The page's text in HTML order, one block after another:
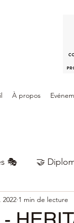
À propos
🎭 🤝
2022 1 min de lecture